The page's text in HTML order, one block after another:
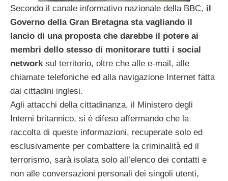
Secondo il canale informativo nazionale della BBC, il
Governo della Gran Bretagna sta vagliando il
lancio di una proposta che darebbe il potere ai
membri dello stesso di monitorare tutti i social
networksul territorio, oltre che alle e-mail, alle
chiamate telefoniche ed alla navigazione Internet fatta
dai cittadini inglesi.
Agli attacchi della cittadinanza, il Ministero degli
Interni britannico, si è difeso affermando che la
raccolta di queste informazioni, recuperate solo ed
esclusivamente per combattere la criminalità ed il
terrorismo, sarà isolata solo all’elenco dei contatti e
non alle conversazioni personali dei singoli utenti,